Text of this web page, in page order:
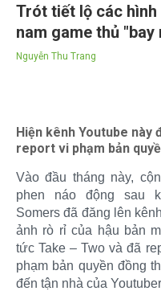
Trót tiết lộ các
nam game thủ
Nguyễn Thu Trang
Hiện kênh Youtube này
report vi phạm bản
Vào đầu tháng này,
phen náo động sau
Somers đã đăng lên kênh
ảnh rò rỉ của hậu bản
tức Take – Two và đã
phạm bản quyền đồng
đến tận nhà của